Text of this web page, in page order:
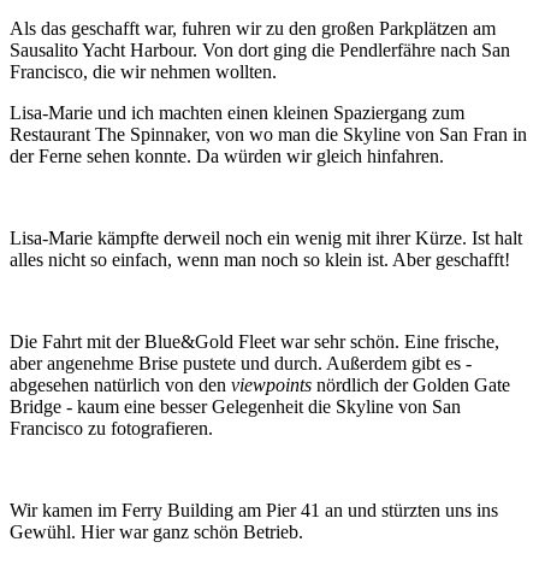
Als das geschafft war, fuhren wir zu den großen Parkplätzen am
Sausalito Yacht Harbour. Von dort ging die Pendlerfähre nach San
Francisco, die wir nehmen wollten.
Lisa-Marie und ich machten einen kleinen Spaziergang zum
Restaurant The Spinnaker, von wo man die Skyline von San Fran in
der Ferne sehen konnte. Da würden wir gleich hinfahren.
Lisa-Marie kämpfte derweil noch ein wenig mit ihrer Kürze. Ist halt
alles nicht so einfach, wenn man noch so klein ist. Aber geschafft!
Die Fahrt mit der Blue&Gold Fleet war sehr schön. Eine frische,
aber angenehme Brise pustete und durch. Außerdem gibt es -
abgesehen natürlich von den viewpoints nördlich der Golden Gate
Bridge - kaum eine besser Gelegenheit die Skyline von San
Francisco zu fotografieren.
Wir kamen im Ferry Building am Pier 41 an und stürzten uns ins
Gewühl. Hier war ganz schön Betrieb.